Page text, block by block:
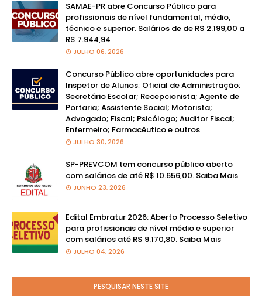
SAMAE-PR abre Concurso Público para
profissionais de nível fundamental, médio,
técnico e superior. Salários de de R$ 2.199,00 a
R$ 7.944,94
JULHO 06, 2026
Concurso Público abre oportunidades para
Inspetor de Alunos; Oficial de Administração;
Secretário Escolar; Recepcionista; Agente de
Portaria; Assistente Social; Motorista;
Advogado; Fiscal; Psicólogo; Auditor Fiscal;
Enfermeiro; Farmacêutico e outros
JULHO 30, 2026
SP-PREVCOM tem concurso público aberto
com salários de até R$ 10.656,00. Saiba Mais
JUNHO 23, 2026
Edital Embratur 2026: Aberto Processo Seletivo
para profissionais de nível médio e superior
com salários até R$ 9.170,80. Saiba Mais
JULHO 04, 2026
PESQUISAR NESTE SITE